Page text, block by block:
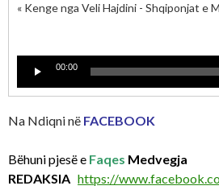
audio
00:00
Na Ndiqni në FACEBOOK
Bëhuni pjesë e Faqes Medvegja
REDAKSIA https://